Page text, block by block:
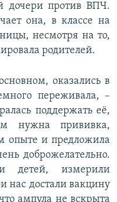
дочери против ВПЧ.
она, в классе на
несмотря на то,
родителей.
оказались в
переживала, –
поддержать её,
нужна прививка,
опыте и предложила
доброжелательно.
детей, измерили
нас достали вакцину
ампула не вскрыта